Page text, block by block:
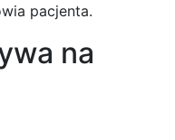
pacjenta.
na